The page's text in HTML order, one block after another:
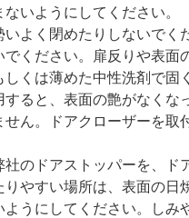
いようにしてください。
よく閉めたりしないでく
ください。扉反りや表面
くは薄めた中性洗剤で固
ると、表面の艶がなくな
ん。ドアクローザーを
のドアストッパーを、ド
やすい場所は、表面の日
うにしてください。しみ